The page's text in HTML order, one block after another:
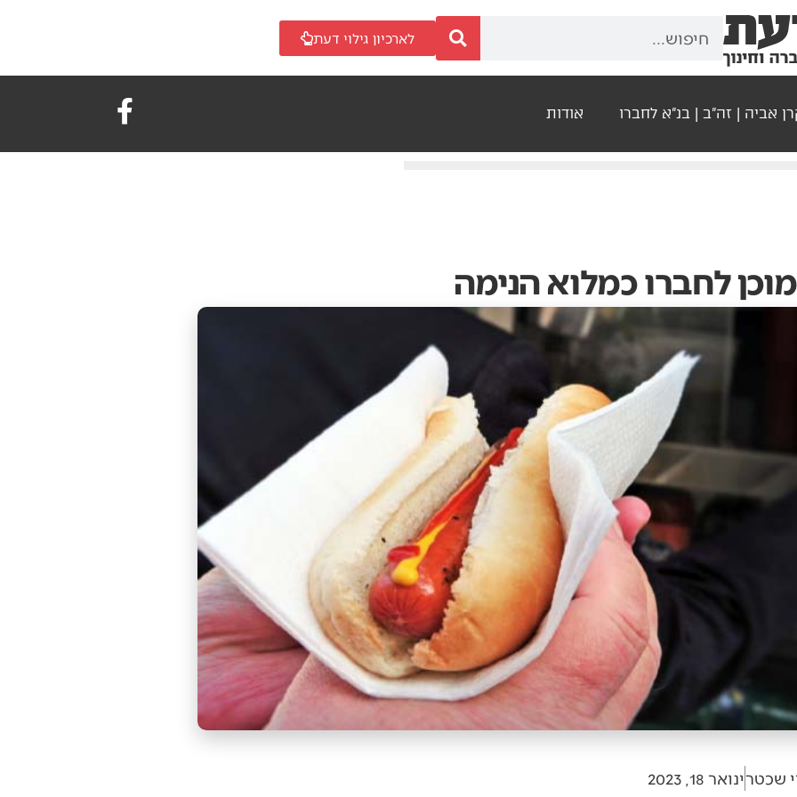
לארכיון גילוי דעת
אביה | זה"ב | בנ"א לחברו אודות
לחברו כמלוא הנימה
שכטרינואר 18, 2023